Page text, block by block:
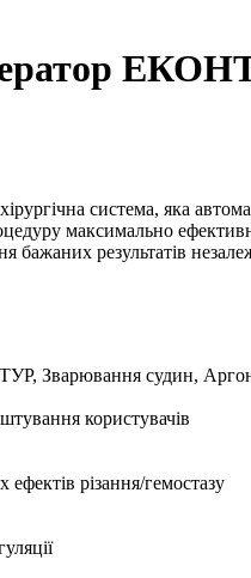
система, яка
максимально
результатів
Зварювання судин,
користувачів
різання/гемостазу